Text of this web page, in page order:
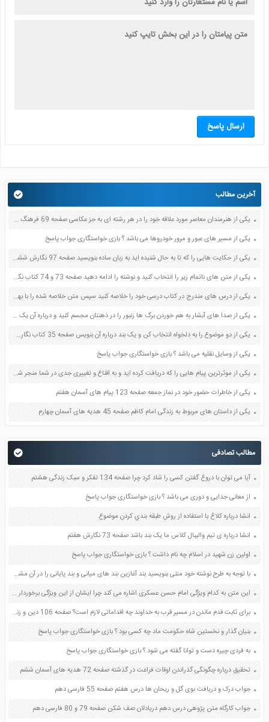
ارسال پاسخ
آخرین مطالب
یکی از هنرمندان معاصر مورد علاقه خود را در هر رشته ای به جز عکاسی صفحه 69 فرهنگ و هنر نهم
یکی از مسیر های عبور و مرور خودروها می باشد ؟ بازی خواستگاری جواب پاسخ
یکی از حکایت هایی را که تا به حال شنیده اید به زبان ساده بنویسید صفحه 97 نگارش ششم دبستان
یکی از متن های ناتمام زیر را انتخاب کنید و نوشته را ادامه دهید صفحه 73 و 74 کتاب نگارش فارسی پنجم دبستان
یکی از درس های مندرج در کتاب درسی خود را خلاصه کنید سپس متن خلاصه شده را با بهره گیری از روش های دسته بندی نمودار جدول نقشه مفهومی نشان دهید صفحه 118 نگارش یازدهم
یکی از صدا های آبشار به هم خوردن برگ ها زنبور را در ذهنتان مجسم کنید و درباره آن یک بند بنویسید صفحه 11 نگارش پنجم
یکی از دو موضوع را به دلخواه انتخاب کن و یک بند درباره آن بنویس صفحه 35 کتاب نگارش فارسی سوم
یکی از وسایل نقلیه می باشد ؟ بازی خواستگاری جواب پاسخ
یکی از موثرترین پیام هایی را که دریافت کرده اید و به اقناع و تغییری جدی در شما منجر شده است برسی کنید و علت این تاثیر گذاری قابل توجه را بنویسید صفحه 52 تفکر و سواد رسانه ای دهم
یکی از خاطرات حضور خود در نماز جمعه صفحه 123 پیام های آسمان هفتم
یکی از داستان های مربوط به زندگی امام کاظم صفحه 45 هدیه های آسمان چهارم
مطالب تصادفی
آیا می توان با دروغ گفتن کسی را شاد کرد چرا صفحه 134 تفکر و سبک زندگی هشتم
از معانی جدایی و دوری می باشد ؟ بازی خواستگاری جواب پاسخ
انشا درباره کلاغ با استفاده از روش طبقه بندي كردن موضوع
انشا درباره ی تیم والیبال كلاس ما یک بند باشد صفحه 73 نگارش هفتم
اولین زن شهید در اسلام چه نام داشت ؟ بازی خواستگاری جواب پاسخ
با توجه به طرح نوشته خود متنی بنویسید بند آغازین بند های میانی و بند پایانی را در آن مشخص کنید صفحه 24 و 25 کتاب نگارش یازدهم
این متن به کدام ویژگی امام حسن عسکری اشاره می کند چرا ایشان از این ویژگی برخوردار بودند صفحه 78 هدیه های آسمان پنجم
برای ثابت قدم ماندن در مسیر قرب به خداوند چه اقداماتی لازم است؟ صفحه 106 دین و زندگی دهم
بنیان گذار و نخستین شاه حکومت ماد چه کسی بود ؟ بازی خواستگاری جواب پاسخ
به فردی چیره دست و توانا گفته می شود ؟ بازی خواستگاری جواب پاسخ
تحقیق درباره چگونگی گذراندن اوقات فراغت در گذشته صفحه 72 هدیه های آسمان ششم
جواب درک و دریافت بوی گل و ریحان ها درس هفتم صفحه 55 فارسی دهم
جواب کارگاه متن پژوهی درس دهم دریادلان صف شکن صفحه 79 و 80 فارسی دهم